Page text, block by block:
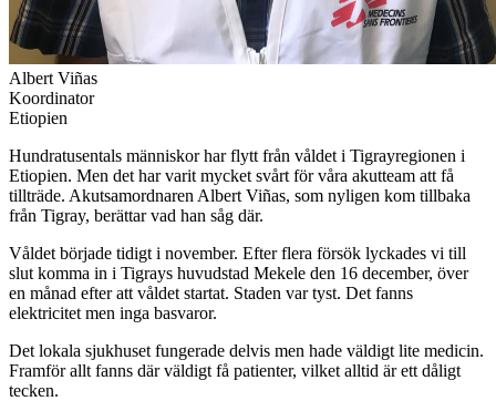
Albert Viñas
Koordinator
Etiopien
Hundratusentals människor har flytt från våldet i Tigrayregionen i
Etiopien. Men det har varit mycket svårt för våra akutteam att få
tillträde. Akutsamordnaren Albert Viñas, som nyligen kom tillbaka
från Tigray, berättar vad han såg där.
Våldet började tidigt i november. Efter flera försök lyckades vi till
slut komma in i Tigrays huvudstad Mekele den 16 december, över
en månad efter att våldet startat. Staden var tyst. Det fanns
elektricitet men inga basvaror.
Det lokala sjukhuset fungerade delvis men hade väldigt lite medicin.
Framför allt fanns där väldigt få patienter, vilket alltid är ett dåligt
tecken.